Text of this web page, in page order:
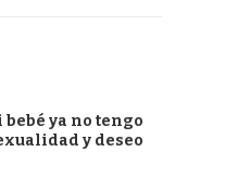
bebé ya no tengo
y deseo